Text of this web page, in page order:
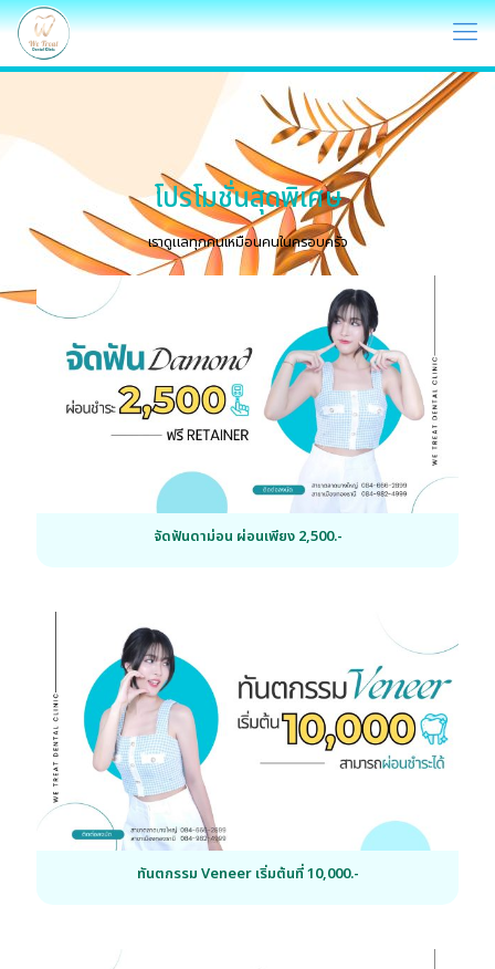
โปรโมชั่นสุดพิเศษ
เราดูแลทุกคนเหมือนคนในครอบครัว
จัดฟันดาม่อน ผ่อนเพียง 2,500.-
ทันตกรรม Veneer เริ่มต้นที่ 10,000.-